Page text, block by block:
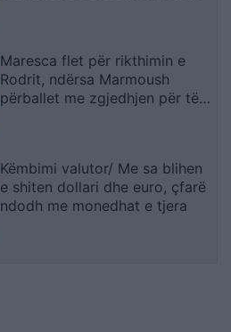
Maresca flet për rikthimin e
Rodrit, ndërsa Marmoush
përballet me zgjedhjen për të
Këmbimi valutor/ Me sa blihen
e shiten dollari dhe euro, çfarë
ndodh me monedhat e tjera